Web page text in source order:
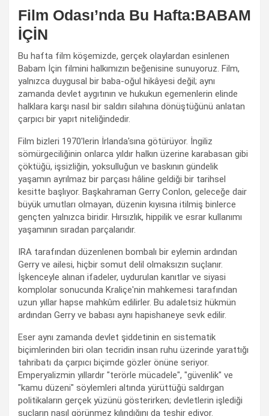
Film Odası’nda Bu Hafta:BABAM
İÇİN
Bu hafta film köşemizde, gerçek olaylardan esinlenen
Babam İçin filmini halkımızın beğenisine sunuyoruz. Film,
yalnızca duygusal bir baba-oğul hikâyesi değil; aynı
zamanda devlet aygıtının ve hukukun egemenlerin elinde
halklara karşı nasıl bir saldırı silahına dönüştüğünü anlatan
çarpıcı bir yapıt niteliğindedir.
Film bizleri 1970'lerin İrlanda'sına götürüyor. İngiliz
sömürgeciliğinin onlarca yıldır halkın üzerine karabasan gibi
çöktüğü, işsizliğin, yoksulluğun ve baskının gündelik
yaşamın ayrılmaz bir parçası hâline geldiği bir tarihsel
kesitte başlıyor. Başkahraman Gerry Conlon, geleceğe dair
büyük umutları olmayan, düzenin kıyısına itilmiş binlerce
gençten yalnızca biridir. Hırsızlık, hippilik ve esrar kullanımı
yaşamının sıradan parçalarıdır.
IRA tarafından düzenlenen bombalı bir eylemin ardından
Gerry ve ailesi, hiçbir somut delil olmaksızın suçlanır.
İşkenceyle alınan ifadeler, uydurulan kanıtlar ve siyasi
komplolar sonucunda Kraliçe'nin mahkemesi tarafından
uzun yıllar hapse mahkûm edilirler. Bu adaletsiz hükmün
ardından Gerry ve babası aynı hapishaneye sevk edilir.
Eser aynı zamanda devlet şiddetinin en sistematik
biçimlerinden biri olan tecridin insan ruhu üzerinde yarattığı
tahribatı da çarpıcı biçimde gözler önüne seriyor.
Emperyalizmin yıllardır "terörle mücadele", "güvenlik" ve
"kamu düzeni" söylemleri altında yürüttüğü saldırgan
politikaların gerçek yüzünü gösterirken; devletlerin işlediği
suçların nasıl görünmez kılındığını da teşhir ediyor.